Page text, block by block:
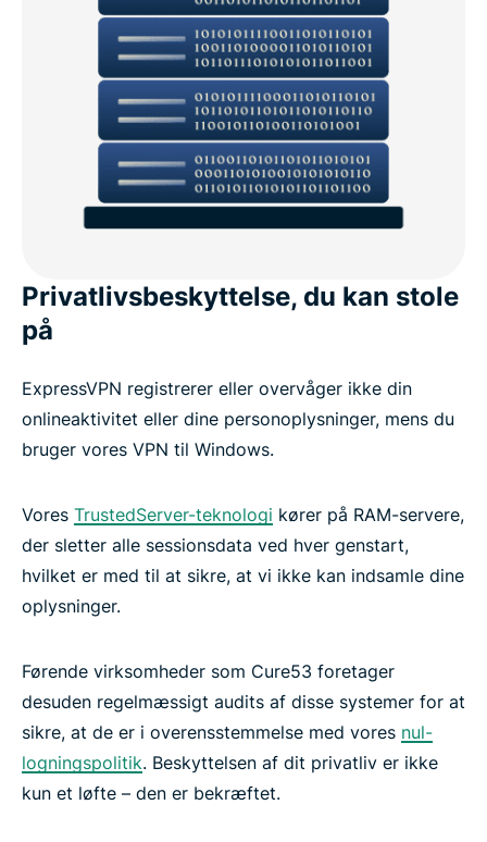
Privatlivsbeskyttelse, du kan stole
på
ExpressVPN registrerer eller overvåger ikke din
onlineaktivitet eller dine personoplysninger, mens du
bruger vores VPN til Windows.
Vores TrustedServer-teknologi kører på RAM-servere,
der sletter alle sessionsdata ved hver genstart,
hvilket er med til at sikre, at vi ikke kan indsamle dine
oplysninger.
Førende virksomheder som Cure53 foretager
desuden regelmæssigt audits af disse systemer for at
sikre, at de er i overensstemmelse med vores nul-
logningspolitik. Beskyttelsen af dit privatliv er ikke
kun et løfte – den er bekræftet.